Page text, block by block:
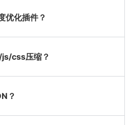
优化插件？
css压缩？
？